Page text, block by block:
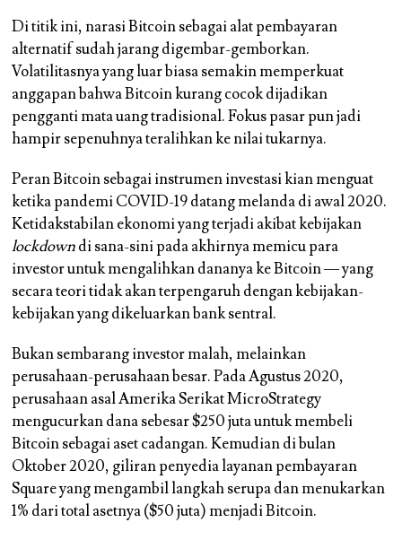
Di titik ini, narasi Bitcoin sebagai alat pembayaran
alternatif sudah jarang digembar-gemborkan.
Volatilitasnya yang luar biasa semakin memperkuat
anggapan bahwa Bitcoin kurang cocok dijadikan
pengganti mata uang tradisional. Fokus pasar pun jadi
hampir sepenuhnya teralihkan ke nilai tukarnya.
Peran Bitcoin sebagai instrumen investasi kian menguat
ketika pandemi COVID-19 datang melanda di awal 2020.
Ketidakstabilan ekonomi yang terjadi akibat kebijakan
lockdowndi sana-sini pada akhirnya memicu para
investor untuk mengalihkan dananya ke Bitcoin — yang
secara teori tidak akan terpengaruh dengan kebijakan-
kebijakan yang dikeluarkan bank sentral.
Bukan sembarang investor malah, melainkan
perusahaan-perusahaan besar. Pada Agustus 2020,
perusahaan asal Amerika Serikat MicroStrategy
mengucurkan dana sebesar $250 juta untuk membeli
Bitcoin sebagai aset cadangan. Kemudian di bulan
Oktober 2020, giliran penyedia layanan pembayaran
Square yang mengambil langkah serupa dan menukarkan
1% dari total asetnya ($50 juta) menjadi Bitcoin.